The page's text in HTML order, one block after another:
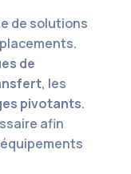
de solutions
de
, les
pivotants.
afin